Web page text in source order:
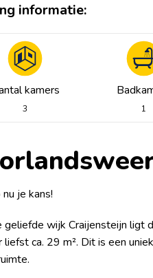
kamers
3 1
nu je kans!
geliefde wijk Craijensteijn ligt
liefst ca. 29 m². Dit is een